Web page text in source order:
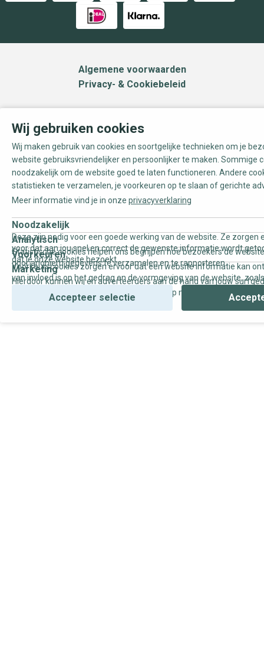
Algemene voorwaarden
Privacy- & Cookiebeleid
Wij gebruiken cookies
Wij maken gebruik van cookies en soortgelijke technieken om je
website gebruiksvriendelijker en persoonlijker te maken. Sommige
noodzakelijk om de website goed te laten functioneren. Andere
statistieken te verzamelen, je voorkeuren op te slaan of gerichte
Meer informatie vind je in onze privacyverklaring
Noodzakelijk
Deze zijn nodig voor een goede werking van de website. Ze zorgen
voor dat aan jou snel en correct de gewenste informatie wordt
dat je onze website bezoekt.
Analytisch
Statistische cookies helpen ons begrijpen hoe bezoekers de
door anoniem gegevens te verzamelen en te rapporteren.
Voorkeuren
Voorkeurscookies zorgen ervoor dat een website informatie kan
van invloed is op het gedrag en de vormgeving van de website,
Marketing
Hierdoor kunnen wij en adverteerders aan de hand van jouw
gepersonaliseerde online advertenties en op maat gemaakte
Accepteer selectie